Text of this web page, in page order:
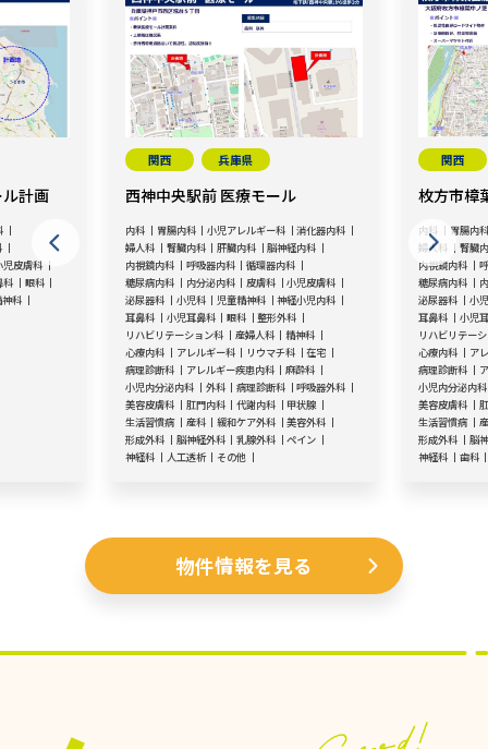
計画
児皮膚科
科
眼科
科
関西 兵庫県
西神中央駅前 医療モール
内科 胃腸内科 小児アレルギー科
消化器内科
婦人科
腎臓内科 肝臓内科
脳神経内科
内視鏡内科
呼吸器内科
循環器内科
糖尿病内科
内分泌内科 皮膚科
小児皮膚科
泌尿器科
小児科 児童精神科
神経小児内科
耳鼻科
小児耳鼻科 眼科
整形外科
リハビリテーション科
産婦人科
精神科
心療内科
アレルギー科 リウマチ科
在宅
病理診断科
アレルギー疾患内科
麻酔科
小児内分泌内科
外科 病理診断科
呼吸器外科
美容皮膚科
肛門内科 代謝内科
甲状腺
生活習慣病
産科 緩和ケア外科
美容外科
形成外科
脳神経外科 乳腺外科
ペイン
神経科
人工透析 その他
関西
枚方市樟
内科
胃腸内科
婦人科
腎臓
内視鏡内科
糖尿病内科
泌尿器科
小
耳鼻科
小児
リハビリテー
心療内科
ア
病理診断科
小児内分泌内科
美容皮膚科
生活習慣病
形成外科
脳
神経科
歯科
物件情報を見る